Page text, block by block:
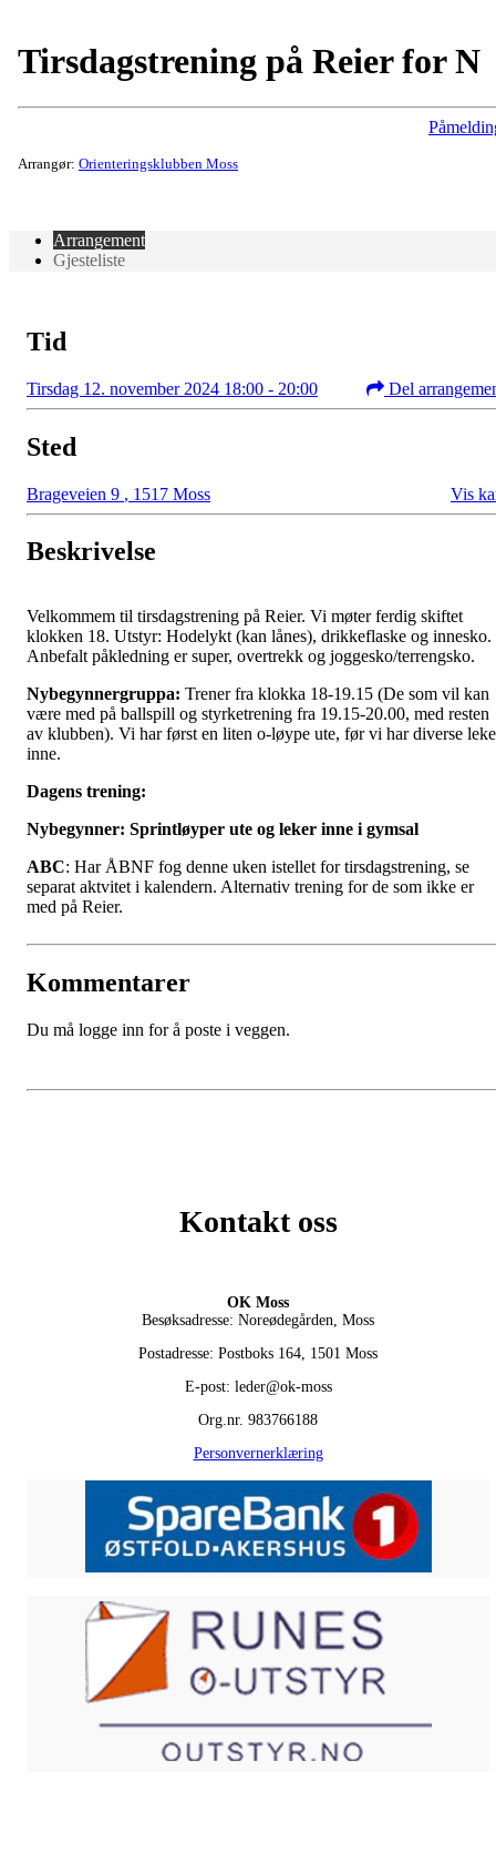
Tirsdagstrening på Reier for N
Arrangør: Orienteringsklubben Moss
Arrangement
Gjesteliste
Tid
Tirsdag 12. november 2024 18:00 - 20:00 Del
Sted
Brageveien 9 , 1517 Moss Vis
Beskrivelse
Velkommem til tirsdagstrening på Reier. Vi møter ferdig skiftet
klokken 18. Utstyr: Hodelykt (kan lånes), drikkeflaske og innesko.
Anbefalt påkledning er super, overtrekk og joggesko/terrengsko.
Nybegynnergruppa: Trener fra klokka 18-19.15 (De som vil kan
være med på ballspill og styrketrening fra 19.15-20.00, med resten
av klubben). Vi har først en liten o-løype ute, før vi har diverse
inne.
Dagens trening:
Nybegynner: Sprintløyper ute og leker inne i gymsal
ABC: Har ÅBNF fog denne uken istellet for tirsdagstrening, se
separat aktvitet i kalendern. Alternativ trening for de som ikke er
med på Reier.
Kommentarer
Du må logge inn for å poste i veggen.
Kontakt oss
OK Moss
Besøksadresse: Noreødegården, Moss
Postadresse: Postboks 164, 1501 Moss
E-post: leder@ok-moss
Org.nr. 983766188
Personvernerklæring